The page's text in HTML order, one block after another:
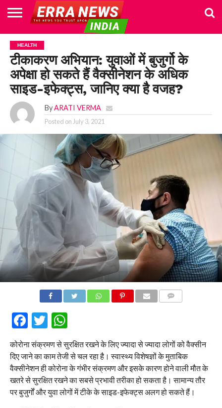
HOME
POLITICS
NEWS
BUSINESS
CULTURE
NATIONAL
SPORTS
LIFESTYLE
TRAVEL
OPINION
BREAKING
NEWS
ENTERTAINMENT
WORLD
CRIME
JOIN
US
HEALTH
टीकाकरण अभियान: युवाओं में बुजुर्गो के
अपेक्षा हो सकते हैं वैक्सीनेशन के अधिक
साइड-इफेक्ट्स, जानिए क्या है वजह?
By ARATI VERMA
Posted on July 3, 2021
Facebook
Twitter
WhatsApp
कोरोना संक्रमण से सुरक्षित रखने के लिए ज्यादा से ज्यादा लोगों को वैक्सीन
दिए जाने का काम तेजी से चल रहा है। स्वास्थ्य विशेषज्ञों के मुताबिक
वैक्सीनेशन ही कोरोना के गंभीर संक्रमण और इसके कारण होने वाली मौत के
खतरे से सुरक्षित रखने का सबसे प्रभावी तरीका हो सकता है। सामान्य तौर
पर बुजुर्गों और युवा लोगों में टीके के साइड-इफेक्ट्स अलग हो सकते हैं।